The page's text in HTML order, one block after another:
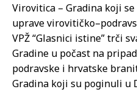
Virovitica – Gradina koji
uprave
VPŽ “Glasnici istine” trči
Gradine u počast na
podravske i hrvatske
Gradina koji su poginuli u